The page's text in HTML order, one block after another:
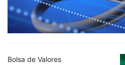
Bolsa de Valores